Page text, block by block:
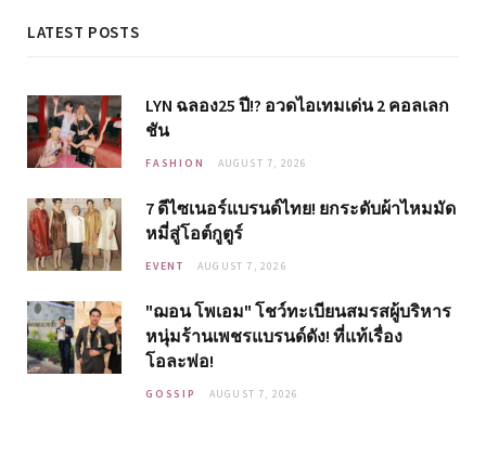
LATEST POSTS
LYN ฉลอง25 ปี!? อวดไอเทมเด่น 2 คอลเลก
ชัน
FASHION AUGUST 7, 2026
7 ดีไซเนอร์แบรนด์ไทย! ยกระดับผ้าไหมมัด
หมี่สู่โอต์กูตูร์
EVENT AUGUST 7, 2026
"ฌอน โพเอม" โชว์ทะเบียนสมรสผู้บริหาร
หนุ่มร้านเพชรแบรนด์ดัง! ที่แท้เรื่อง
โอละพ่อ!
GOSSIP AUGUST 7, 2026